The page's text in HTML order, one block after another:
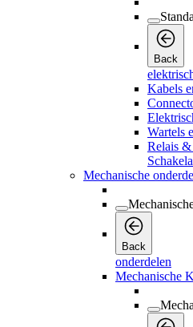
Back
Kabels
Wartels
Relais
Mechanische
Back
onderdelen
Mechanische